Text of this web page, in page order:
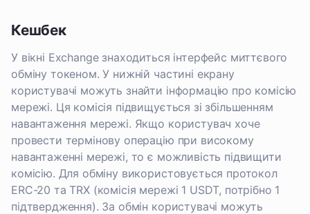
Кешбек
У вікні Exchange знаходиться інтерфейс миттєвого
обміну токеном. У нижній частині екрану
користувачі можуть знайти інформацію про комісію
мережі. Ця комісія підвищується зі збільшенням
навантаження мережі. Якщо користувач хоче
провести термінову операцію при високому
навантаженні мережі, то є можливість підвищити
комісію. Для обміну використовується протокол
ERC-20 та TRX (комісія мережі 1 USDT, потрібно 1
підтвердження). За обмін користувачі можуть